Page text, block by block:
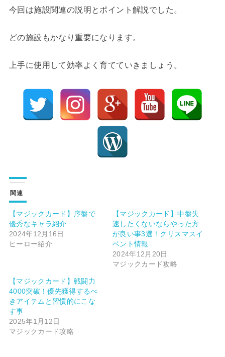
今回は施設関連の説明とポイント解説でした。
どの施設もかなり重要になります。
上手に使用して効率よく育てていきましょう。
関連
【マジックカード】序盤で
優秀なキャラ紹介
2024年12月16日
ヒーロー紹介
【マジックカード】中盤失
速したくないならやった方
が良い事3選！クリスマスイ
ベント情報
2024年12月20日
マジックカード攻略
【マジックカード】戦闘力
4000突破！優先獲得するべ
きアイテムと習慣的にこな
す事
2025年1月12日
マジックカード攻略